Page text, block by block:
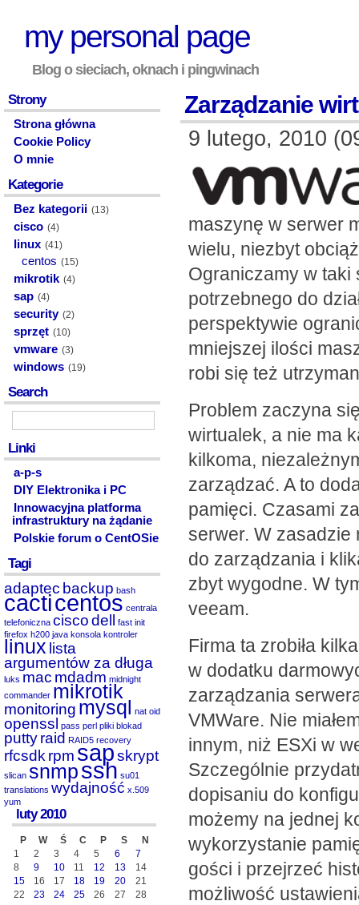
my personal page
Blog o sieciach, oknach i pingwinach
Zarządzanie
9 lutego, 2010
maszynę w serwer
wielu, niezbyt
Ograniczamy w taki
potrzebnego do
perspektywie
mniejszej ilości
robi się też
Problem zaczyna
wirtualek, a nie ma
kilkoma,
zarządzać. A to
pamięci. Czasami
serwer. W zasadzie
do zarządzania i
zbyt wygodne. W
veeam.
Firma ta zrobiła
w dodatku
zarządzania
VMWare. Nie
innym, niż ESXi w
Szczególnie
dopisaniu do
możemy na jednej
wykorzystanie
gości i przejrzeć
możliwość
Strony
Strona główna
Cookie Policy
O mnie
Kategorie
Bez kategorii (13)
cisco (4)
linux (41)
centos (15)
mikrotik (4)
sap (4)
security (2)
sprzęt (10)
vmware (3)
windows (19)
Search
Linki
a-p-s
DIY Elektronika i PC
Innowacyjna platforma
infrastruktury na żądanie
Polskie forum o CentOSie
Tagi
adaptec backup bash
cacticentos centrala
telefoniczna ciscodell
fast init
firefox h200 java konsola kontroler
linux lista
argumentów za długa
luks mac mdadm midnight
commander mikrotik
monitoring mysql nat oid
openssl pass perl pliki blokad
puttyraid RAID5 recovery
rfcsdk rpm sapskrypt
slican snmpssh su01
translations wydajność x.509
yum
luty 2010
P W Ś C P S
N
1
2 3 4 5 6
7
8
9 10 11 12 13
14
15
16 17 18 19 20
21
22
23 24 25 26 27 28